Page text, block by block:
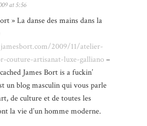
at 5:56
» La danse des mains dans la
2009/11/atelier-
couture-artisanat-luxe-galliano–
James Bort is a fuckin’
un blog masculin qui vous parle
de culture et de toutes les
la vie d’un homme moderne.